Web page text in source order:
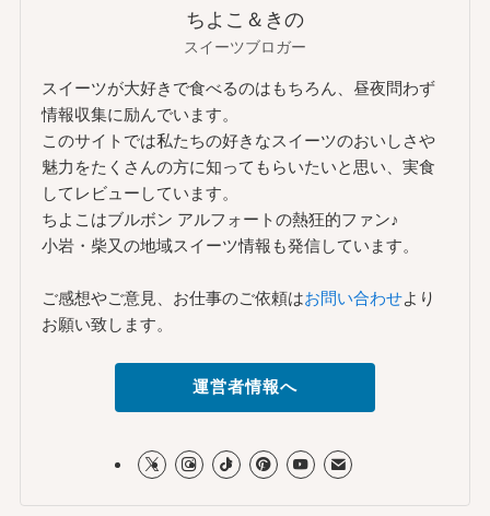
ちよこ＆きの
スイーツブロガー
スイーツが大好きで食べるのはもちろん、昼夜問わず
情報収集に励んでいます。
このサイトでは私たちの好きなスイーツのおいしさや
魅力をたくさんの方に知ってもらいたいと思い、実食
してレビューしています。
ちよこはブルボン アルフォートの熱狂的ファン♪
小岩・柴又の地域スイーツ情報も発信しています。
ご感想やご意見、お仕事のご依頼はお問い合わせより
お願い致します。
運営者情報へ